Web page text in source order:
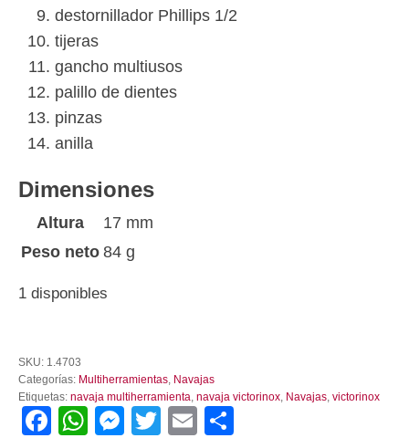
destornillador Phillips 1/2
tijeras
gancho multiusos
palillo de dientes
pinzas
anilla
Dimensiones
Altura
17 mm
Peso neto 84 g
1 disponibles
Victorinox
Super
Thinker
cantidad
SKU: 1.4703
Categorías: Multiherramientas, Navajas
Etiquetas: navaja multiherramienta, navaja victorinox, Navajas, victorinox
Facebook
WhatsApp
Messenger
TwitterEmail